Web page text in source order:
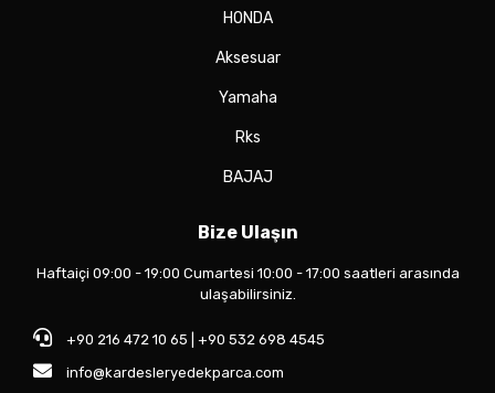
HONDA
Aksesuar
Yamaha
Rks
BAJAJ
Bize Ulaşın
Haftaiçi 09:00 - 19:00 Cumartesi 10:00 - 17:00 saatleri arasında
ulaşabilirsiniz.
+90 216 472 10 65 | +90 532 698 4545
info@kardesleryedekparca.com